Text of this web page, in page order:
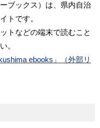
ブックス）は、県内自治
トです。
トなどの端末で読むこと
。
ebooks」（外部リ